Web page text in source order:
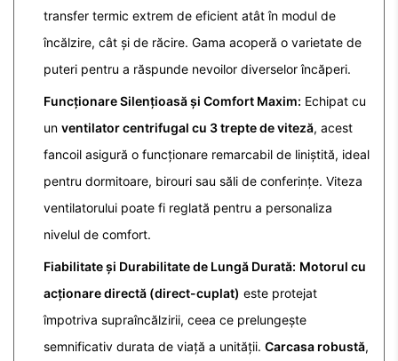
transfer termic extrem de eficient atât în modul de
încălzire, cât și de răcire. Gama acoperă o varietate de
puteri pentru a răspunde nevoilor diverselor încăperi.
Funcționare Silențioasă și Comfort Maxim: Echipat cu
un ventilator centrifugal cu 3 trepte de viteză, acest
fancoil asigură o funcționare remarcabil de liniștită, ideal
pentru dormitoare, birouri sau săli de conferințe. Viteza
ventilatorului poate fi reglată pentru a personaliza
nivelul de comfort.
Fiabilitate și Durabilitate de Lungă Durată: Motorul cu
acționare directă (direct-cuplat) este protejat
împotriva supraîncălzirii, ceea ce prelungește
semnificativ durata de viață a unității. Carcasa robustă,